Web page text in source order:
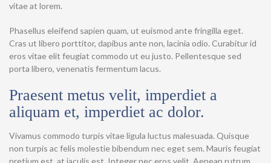
vitae at lorem.
Phasellus eleifend sapien quam, ut euismod ante fringilla eget.
Cras ut libero porttitor, dapibus ante non, lacinia odio. Curabitur id
eros vitae elit feugiat commodo ut eu justo. Pellentesque sed
porta libero, venenatis fermentum lacus.
Praesent metus velit, imperdiet a
aliquam et, imperdiet ac dolor.
Vivamus commodo turpis vitae ligula luctus malesuada. Quisque
non turpis ac felis molestie bibendum nec eget sem. Mauris feugiat